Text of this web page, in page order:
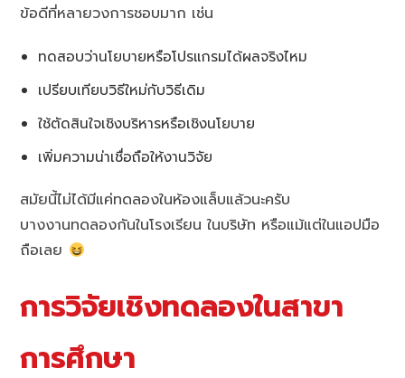
ข้อดีที่หลายวงการชอบมาก เช่น
ทดสอบว่านโยบายหรือโปรแกรมได้ผลจริงไหม
เปรียบเทียบวิธีใหม่กับวิธีเดิม
ใช้ตัดสินใจเชิงบริหารหรือเชิงนโยบาย
เพิ่มความน่าเชื่อถือให้งานวิจัย
สมัยนี้ไม่ได้มีแค่ทดลองในห้องแล็บแล้วนะครับ
บางงานทดลองกันในโรงเรียน ในบริษัท หรือแม้แต่ในแอปมือ
ถือเลย
การวิจัยเชิงทดลองในสาขา
การศึกษา